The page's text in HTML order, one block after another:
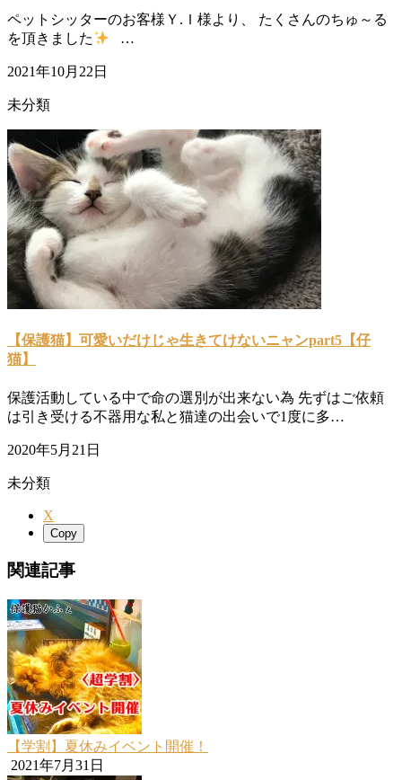
ペットシッターのお客様Ｙ.Ｉ様より、 たくさんのちゅ～る
を頂きました
…
2021年10月22日
未分類
【保護猫】可愛いだけじゃ生きてけないニャンpart5【仔
猫】
保護活動している中で命の選別が出来ない為 先ずはご依頼
は引き受ける不器用な私と猫達の出会いで1度に多…
2020年5月21日
未分類
X
Copy
関連記事
【学割】夏休みイベント開催！
2021年7月31日